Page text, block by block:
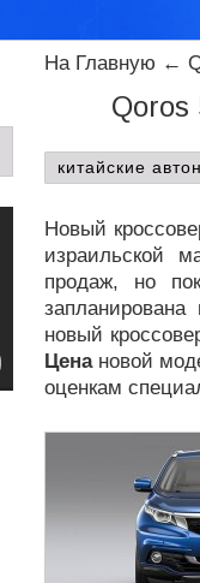
На Главную ←
китайские
Новый
израильской
продаж, но
новый
Ценановой
оценкам